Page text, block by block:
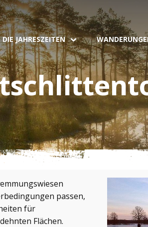
DIE JAHRESZEITEN
passen,
für
Flächen.